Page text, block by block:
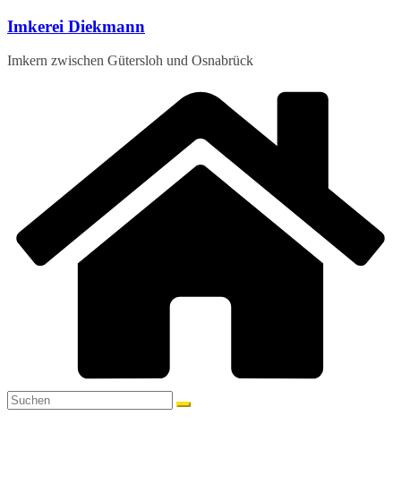
Zum
springen
Imkerei Diekmann
Imkern zwischen Gütersloh und Osnabrück